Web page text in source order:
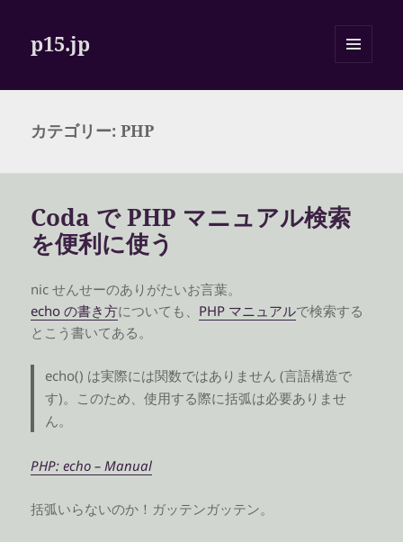
p15.jp
ーとウ
カテゴリー:PHP
Coda で PHP マニュアル検索
を便利に使う
nic せんせーのありがたいお言葉。
echo の書き方についても、 PHP マニュアルで検索する
とこう書いてある。
echo() は実際には関数ではありません (言語構造で
す)。このため、使用する際に括弧は必要ありませ
ん。
PHP: echo – Manual
括弧いらないのか！ガッテンガッテン。